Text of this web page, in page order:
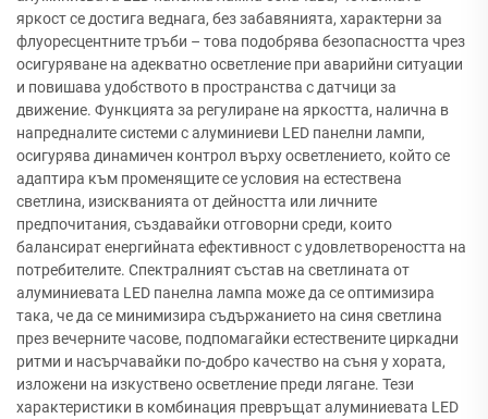
яркост се достига веднага, без забавянията, характерни за
флуоресцентните тръби – това подобрява безопасността чрез
осигуряване на адекватно осветление при аварийни ситуации
и повишава удобството в пространства с датчици за
движение. Функцията за регулиране на яркостта, налична в
напредналите системи с алуминиеви LED панелни лампи,
осигурява динамичен контрол върху осветлението, който се
адаптира към променящите се условия на естествена
светлина, изискванията от дейността или личните
предпочитания, създавайки отговорни среди, които
балансират енергийната ефективност с удовлетвореността на
потребителите. Спектралният състав на светлината от
алуминиевата LED панелна лампа може да се оптимизира
така, че да се минимизира съдържанието на синя светлина
през вечерните часове, подпомагайки естествените циркадни
ритми и насърчавайки по-добро качество на съня у хората,
изложени на изкуствено осветление преди лягане. Тези
характеристики в комбинация превръщат алуминиевата LED